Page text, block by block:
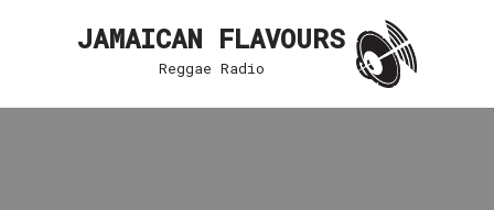
JAMAICAN FLAVOURS
Reggae Radio